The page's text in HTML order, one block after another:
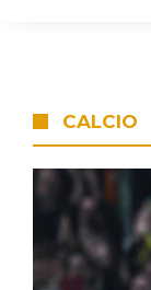
CALCIO